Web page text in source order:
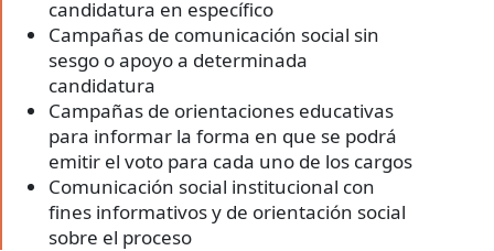
candidatura en específico
Campañas de comunicación social sin
sesgo o apoyo a determinada
candidatura
Campañas de orientaciones educativas
para informar la forma en que se podrá
emitir el voto para cada uno de los cargos
Comunicación social institucional con
fines informativos y de orientación social
sobre el proceso